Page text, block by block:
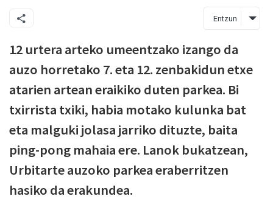
Entzun
12 urtera arteko umeentzako izango da
auzo horretako 7. eta 12. zenbakidun etxe
atarien artean eraikiko duten parkea. Bi
txirrista txiki, habia motako kulunka bat
eta malguki jolasa jarriko dituzte, baita
ping-pong mahaia ere. Lanok bukatzean,
Urbitarte auzoko parkea eraberritzen
hasiko da erakundea.